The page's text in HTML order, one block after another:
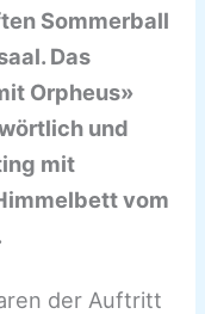
Sommerball
Das
Orpheus»
und
mit
vom
der Auftritt